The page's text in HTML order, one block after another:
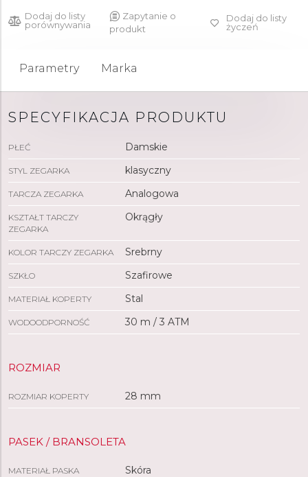
Dodaj do listy
porównywania
Zapytanie o
produkt
Dodaj do listy
życzeń
Parametry Marka
SPECYFIKACJA PRODUKTU
PŁEĆ Damskie
STYL ZEGARKA klasyczny
TARCZA ZEGARKA Analogowa
KSZTAŁT TARCZY
ZEGARKA
Okrągły
KOLOR TARCZY ZEGARKA Srebrny
SZKŁO Szafirowe
MATERIAŁ KOPERTY Stal
WODOODPORNOŚĆ 30 m / 3 ATM
ROZMIAR
ROZMIAR KOPERTY 28 mm
PASEK / BRANSOLETA
MATERIAŁ PASKA Skóra